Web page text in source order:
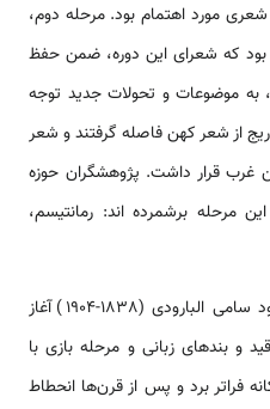
مورد اهتمام بود. مرحله دوم،
که شعرای این دوره، ضمن حفظ
به موضوعات و تحولات جدید توجه
از شعر کهن فاصله گرفتند و شعر
غرب قرار داشت. پژوهشگران حوزه
مرحله برشمرده اند: رمانتیسم،
جنبش شعری معاصر عرب با محمود سامی البارودی (1838-1904) آغاز
و بندهای زبانی و مرحله بازی با
فراتر برد و پس از قرن‌ها انحطاط